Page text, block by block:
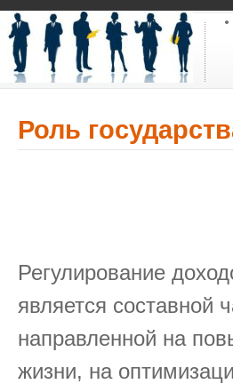
Роль
Регулирование
является составной
направленной на
жизни, на